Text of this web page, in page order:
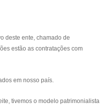
deste ente, chamado de
estão as contratações com
em nosso país.
tivemos o modelo patrimonialista